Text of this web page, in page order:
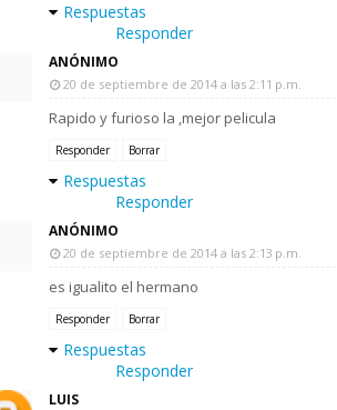
Respuestas
Responder
ANÓNIMO
20 de septiembre de 2014 a las 2:11 p.m.
Rapido y furioso la ,mejor pelicula
Responder Borrar
Respuestas
Responder
ANÓNIMO
20 de septiembre de 2014 a las 2:13 p.m.
es igualito el hermano
Responder Borrar
Respuestas
Responder
LUIS